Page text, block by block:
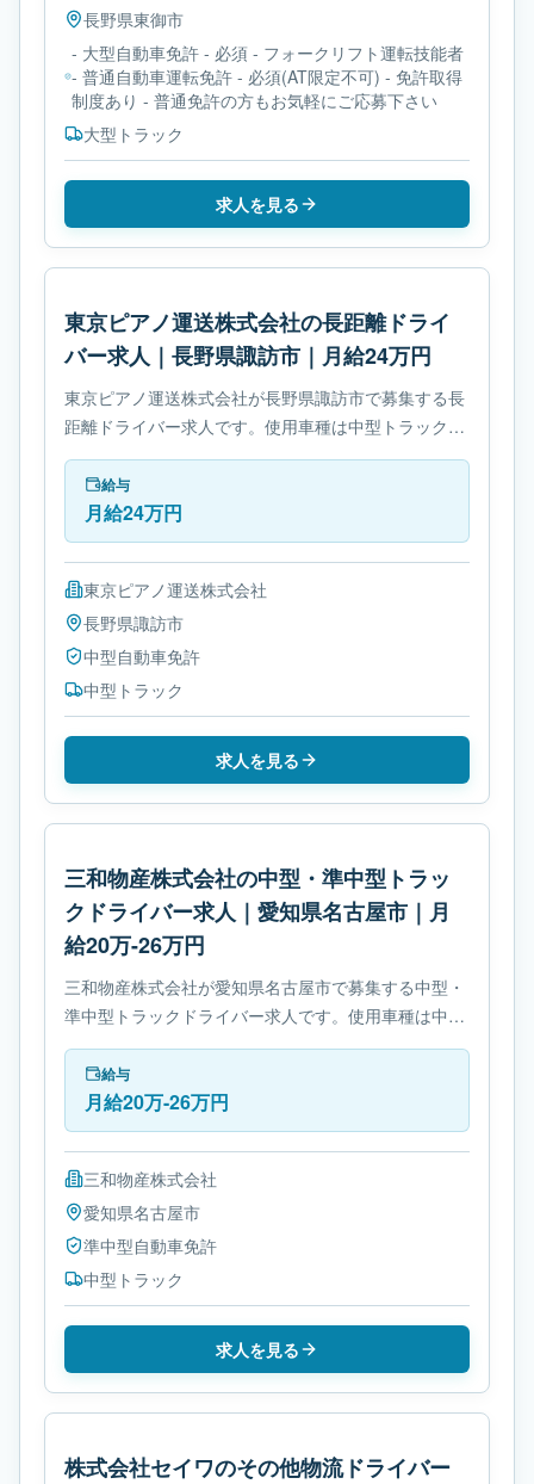
長野県東御市
- 大型自動車免許 - 必須 - フォークリフト運転技能者
- 普通自動車運転免許 - 必須(AT限定不可) - 免許取得
制度あり - 普通免許の方もお気軽にご応募下さい
大型トラック
求人を見る
東京ピアノ運送株式会社の長距離ドライ
バー求人｜長野県諏訪市｜月給24万円
東京ピアノ運送株式会社が長野県諏訪市で募集する長
距離ドライバー求人です。使用車種は中型トラックで
す。勤務時間は- 変形労働時間制です。必要免許は中
型自動車免許です。
給与
月給24万円
東京ピアノ運送株式会社
長野県諏訪市
中型自動車免許
中型トラック
求人を見る
三和物産株式会社の中型・準中型トラッ
クドライバー求人｜愛知県名古屋市｜月
給20万-26万円
三和物産株式会社が愛知県名古屋市で募集する中型・
準中型トラックドライバー求人です。使用車種は中型
トラックです。勤務時間は- 変形労働時間制です。必
要免許は準中型自動車免許です。
給与
月給20万-26万円
三和物産株式会社
愛知県名古屋市
準中型自動車免許
中型トラック
求人を見る
株式会社セイワのその他物流ドライバー